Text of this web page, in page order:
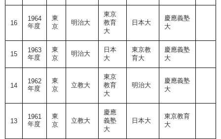
16
1964
年度
東
京
明治大
東京
教育
大
日本大
慶應義塾
大
15
1963
年度
東
京
明治大
日本
大
東京教
育大
慶應義塾
大
14
1962
年度
東
京
立教大
東京
教育
大
明治大
慶應義塾
大
13
1961
年度
東
京
立教大
慶應
義塾
大
日本大
東京教育
大